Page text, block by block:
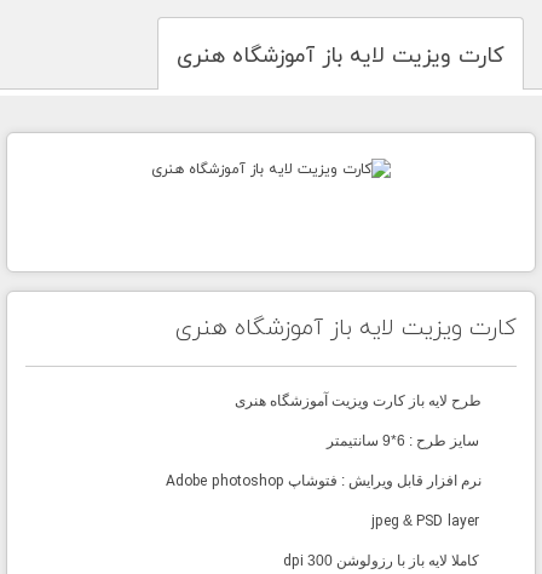
کارت ویزیت لایه باز آموزشگاه هنری
کارت ویزیت لایه باز آموزشگاه هنری
طرح لایه باز کارت ویزیت آموزشگاه هنری
سایز طرح : 6*9 سانتیمتر
نرم افزار قابل ویرایش : فتوشاپ Adobe photoshop
PSD layer
&
jpeg
کاملا لایه باز با رزولوشن 300
dpi